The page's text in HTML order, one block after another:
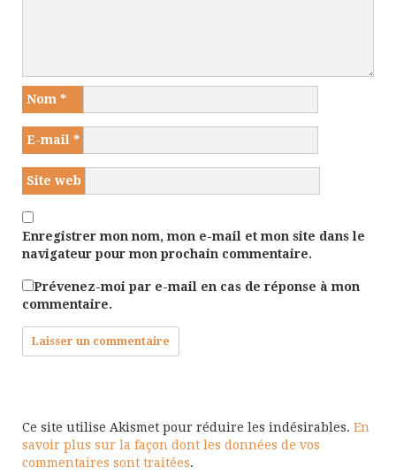
Nom *
E-mail *
Site web
Enregistrer mon nom, mon e-mail et mon site dans le
navigateur pour mon prochain commentaire.
Prévenez-moi par e-mail en cas de réponse à mon
commentaire.
Ce site utilise Akismet pour réduire les indésirables. En
savoir plus sur la façon dont les données de vos
commentaires sont traitées.